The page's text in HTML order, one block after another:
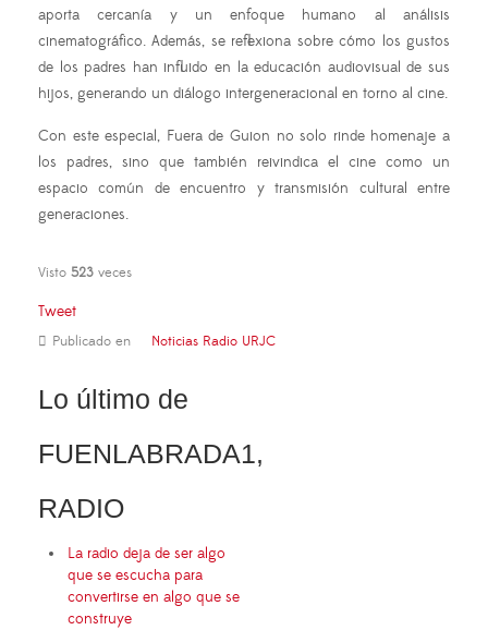
aporta cercanía y un enfoque humano al análisis
cinematográfico. Además, se reflexiona sobre cómo los gustos
de los padres han influido en la educación audiovisual de sus
hijos, generando un diálogo intergeneracional en torno al cine.
Con este especial, Fuera de Guion no solo rinde homenaje a
los padres, sino que también reivindica el cine como un
espacio común de encuentro y transmisión cultural entre
generaciones.
Visto 523 veces
Tweet
Publicado en Noticias Radio URJC
Lo último de
FUENLABRADA1,
RADIO
La radio deja de ser algo
que se escucha para
convertirse en algo que se
construye